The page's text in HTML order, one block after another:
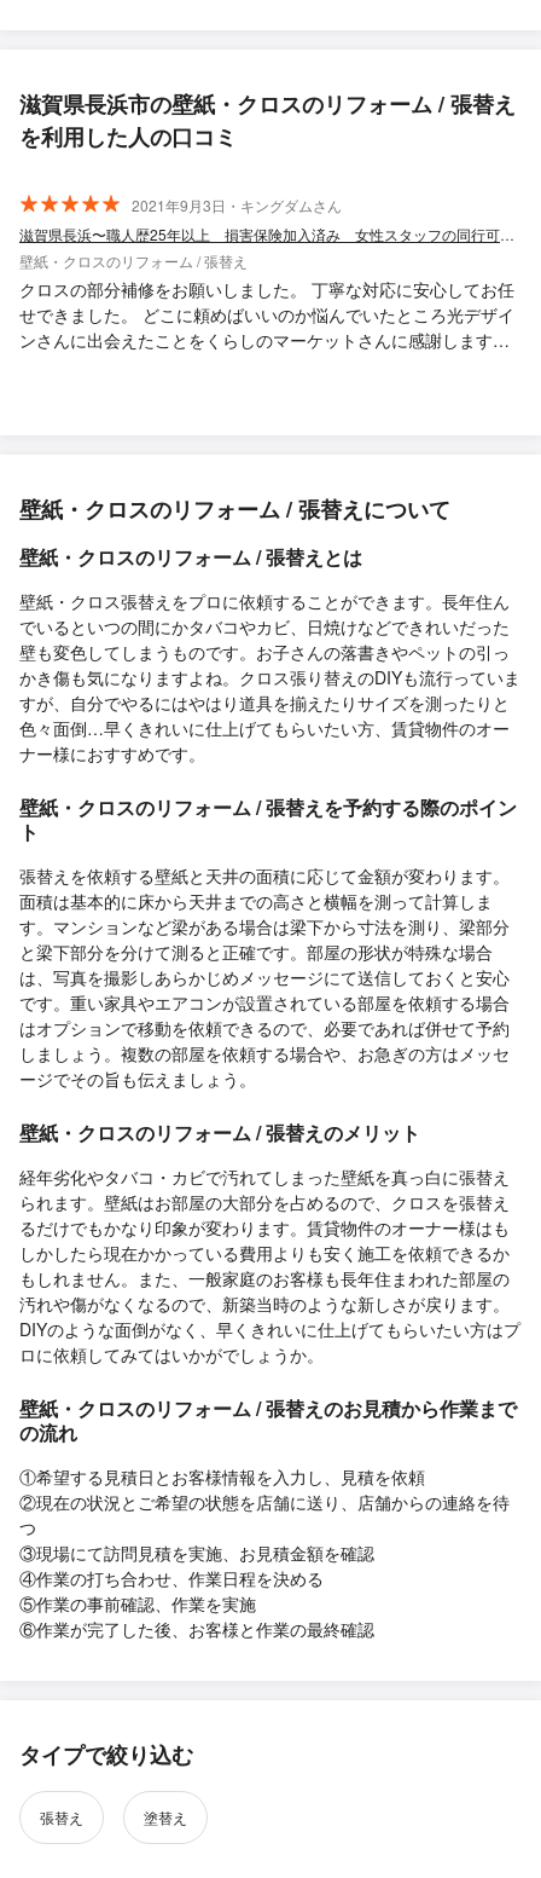
滋賀県長浜市の壁紙・クロスのリフォーム / 張替え
を利用した人の口コミ
2021年9月3日・キングダムさん
滋賀県長浜〜職人歴25年以上 損害保険加入済み 女性スタッフの同行可能です！
壁紙・クロスのリフォーム / 張替え
クロスの部分補修をお願いしました。 丁寧な対応に安心してお任
せできました。 どこに頼めばいいのか悩んでいたところ光デザイ
ンさんに出会えたことをくらしのマーケットさんに感謝します。
壁紙・クロスのリフォーム / 張替えについて
壁紙・クロスのリフォーム / 張替えとは
壁紙・クロス張替えをプロに依頼することができます。長年住ん
でいるといつの間にかタバコやカビ、日焼けなどできれいだった
壁も変色してしまうものです。お子さんの落書きやペットの引っ
かき傷も気になりますよね。クロス張り替えのDIYも流行っていま
すが、自分でやるにはやはり道具を揃えたりサイズを測ったりと
色々面倒…早くきれいに仕上げてもらいたい方、賃貸物件のオー
ナー様におすすめです。
壁紙・クロスのリフォーム / 張替えを予約する際のポイン
ト
張替えを依頼する壁紙と天井の面積に応じて金額が変わります。
面積は基本的に床から天井までの高さと横幅を測って計算しま
す。マンションなど梁がある場合は梁下から寸法を測り、梁部分
と梁下部分を分けて測ると正確です。部屋の形状が特殊な場合
は、写真を撮影しあらかじめメッセージにて送信しておくと安心
です。重い家具やエアコンが設置されている部屋を依頼する場合
はオプションで移動を依頼できるので、必要であれば併せて予約
しましょう。複数の部屋を依頼する場合や、お急ぎの方はメッセ
ージでその旨も伝えましょう。
壁紙・クロスのリフォーム / 張替えのメリット
経年劣化やタバコ・カビで汚れてしまった壁紙を真っ白に張替え
られます。壁紙はお部屋の大部分を占めるので、クロスを張替え
るだけでもかなり印象が変わります。賃貸物件のオーナー様はも
しかしたら現在かかっている費用よりも安く施工を依頼できるか
もしれません。また、一般家庭のお客様も長年住まわれた部屋の
汚れや傷がなくなるので、新築当時のような新しさが戻ります。
DIYのような面倒がなく、早くきれいに仕上げてもらいたい方はプ
ロに依頼してみてはいかがでしょうか。
壁紙・クロスのリフォーム / 張替えのお見積から作業まで
の流れ
①希望する見積日とお客様情報を入力し、見積を依頼
②現在の状況とご希望の状態を店舗に送り、店舗からの連絡を待
つ
③現場にて訪問見積を実施、お見積金額を確認
④作業の打ち合わせ、作業日程を決める
⑤作業の事前確認、作業を実施
⑥作業が完了した後、お客様と作業の最終確認
タイプで絞り込む
張替え 塗替え